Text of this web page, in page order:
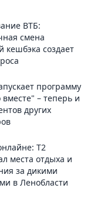
ВТБ:
смена
кешбэка создает
программу
– теперь и
других
Т2
места отдыха и
за дикими
в Ленобласти